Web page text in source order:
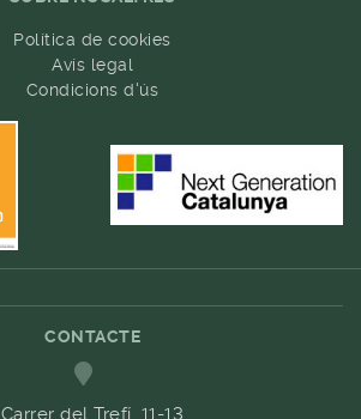
Política de cookies
Avís legal
Condicions d'ús
CONTACTE
Carrer del Trefí. 11-13